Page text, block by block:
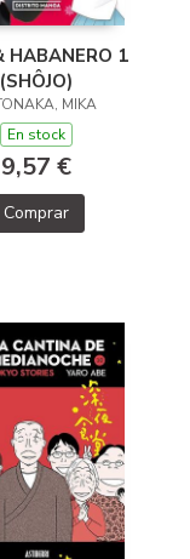
HABANERO 1
(SHÔJO)
MIKA
En stock
9,57 €
Comprar